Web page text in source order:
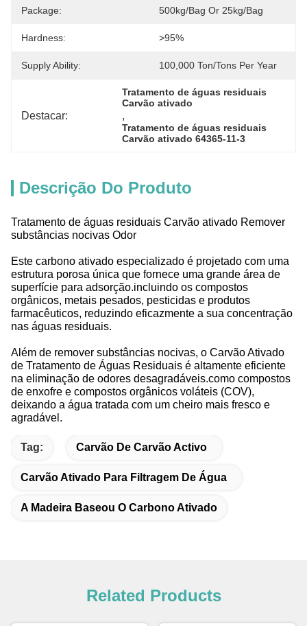
Package: 500kg/bag Or 25kg/bag
Hardness: >95%
Supply Ability: 100,000 Ton/Tons Per Year
Destacar:
Tratamento de águas residuais
Carvão ativado
,
Tratamento de águas residuais
Carvão ativado 64365-11-3
Descrição Do Produto
Tratamento de águas residuais Carvão ativado Remover
substâncias nocivas Odor
Este carbono ativado especializado é projetado com uma
estrutura porosa única que fornece uma grande área de
superfície para adsorção.incluindo os compostos
orgânicos, metais pesados, pesticidas e produtos
farmacêuticos, reduzindo eficazmente a sua concentração
nas águas residuais.
Além de remover substâncias nocivas, o Carvão Ativado
de Tratamento de Águas Residuais é altamente eficiente
na eliminação de odores desagradáveis.como compostos
de enxofre e compostos orgânicos voláteis (COV),
deixando a água tratada com um cheiro mais fresco e
agradável.
Tag: Carvão De Carvão Activo
Carvão Ativado Para Filtragem De Água
A Madeira Baseou O Carbono Ativado
Related Products